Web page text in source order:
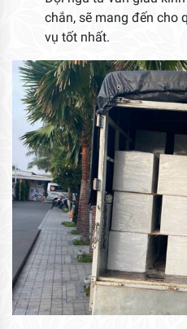
chắn, sẽ mang đến cho
vụ tốt nhất.